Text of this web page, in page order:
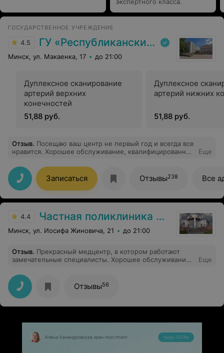
ГОСУДАРСТВЕННОЕ УЧРЕЖДЕНИЕ
4.5 ГУ «Республиканский научно-практический центр медицинской экспертизы и реабилитаци»
Минск, ул. Макаенка, 17 до 21:00
Дуплексное сканирование
артерий верхних
конечностей
51,88 руб.
Дуплексное
артерий нижних
51,88 руб.
Отзыв. Посещаю ваш центр не первый год и всегда все
нравится. Хорошее обслуживание, квалифицированные
Еще
Записаться Отзывы238 Все
4.4 Частная поликлиника Анатомия
Минск, ул. Иосифа Жиновича, 21 до 21:00
Отзыв. Прекрасный медцентр, в котором работают
замечательные специалисты. Хорошее обслуживание,
консультацию и ответили на все мои вопросы.
Спасибо!
Еще
Отзывы56